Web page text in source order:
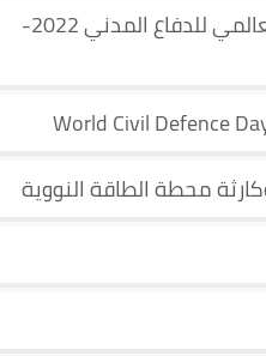
بدقة عالية PDF شعار اليوم العالمي للدفاع المدني 2022-
محطة الطاقة النووية